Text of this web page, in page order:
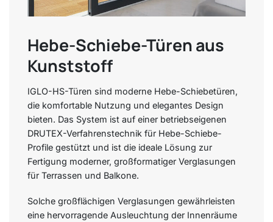
Hebe-Schiebe-Türen aus
Kunststoff
IGLO-HS-Türen sind moderne Hebe-Schiebetüren,
die komfortable Nutzung und elegantes Design
bieten. Das System ist auf einer betriebseigenen
DRUTEX-Verfahrenstechnik für Hebe-Schiebe-
Profile gestützt und ist die ideale Lösung zur
Fertigung moderner, großformatiger Verglasungen
für Terrassen und Balkone.
Solche großflächigen Verglasungen gewährleisten
eine hervorragende Ausleuchtung der Innenräume